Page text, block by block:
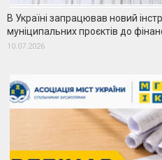
В Україні запрацював новий
муніципальних проєктів до
10.07.2026